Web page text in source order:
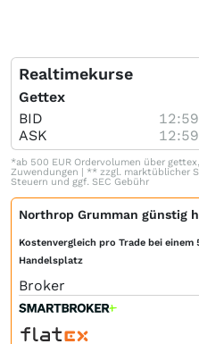
Realtimekurse
Gettex
BID
ASK
*ab 500 EUR Ordervolumen über
Zuwendungen | ** zzgl. marktüblicher
Steuern und ggf. SEC Gebühr
Northrop Grumman günstig
Kostenvergleich pro Trade bei
Handelsplatz
Broker